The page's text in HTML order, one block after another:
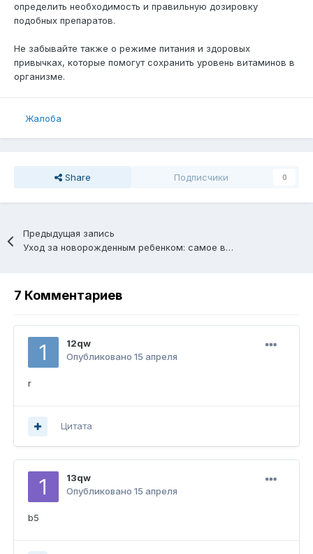
определить необходимость и правильную дозировку
подобных препаратов.
Не забывайте также о режиме питания и здоровых
привычках, которые помогут сохранить уровень витаминов в
организме.
Жалоба
Share Подписчики 0
Предыдущая запись
Уход за новорожденным ребенком: самое важное
7 Комментариев
12qw
Опубликовано 15 апреля
r
Цитата
13qw
Опубликовано 15 апреля
b5